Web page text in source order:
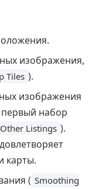
изображения,
Tiles ).
изображения
набор
Other Listings ).
карты.
( Smoothing